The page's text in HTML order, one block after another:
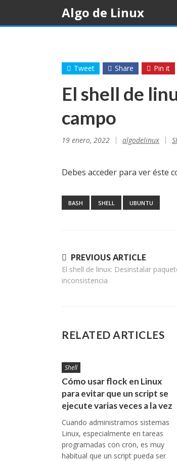
content
Algo de Linux
Tweet Share Pin it
El shell de
campo
19 enero, 2022 algodelinux
Debes acceder para ver éste
BASH SHELL UBUNTU
Navegación
de
PREVIOUS ARTICLE
El shell de linux: Desinstalar
inconsistencia
RELATED ARTICLES
Shell
Cómo usar flock en Linux
para evitar que un script se
ejecute varias veces a la vez
Cuando administramos sistemas
Linux, especialmente en tareas
programadas con cron, es muy
habitual que un script pueda ser